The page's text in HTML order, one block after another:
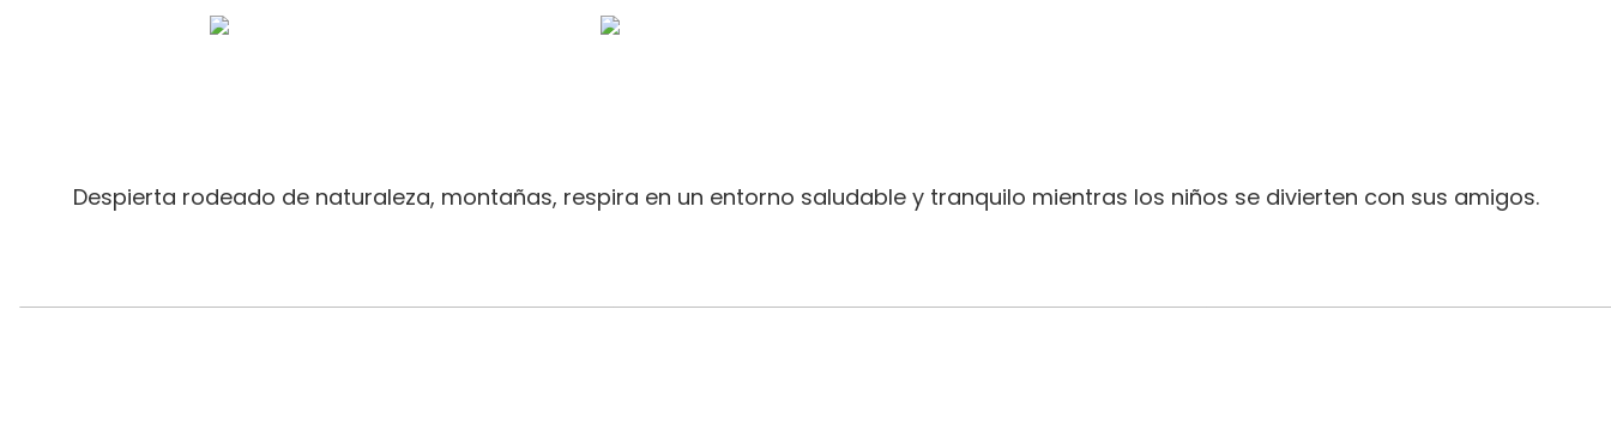
Despierta rodeado de naturaleza, montañas, respira en un entorno saludable y tranquilo mientras los niños se divierten con sus amigos.